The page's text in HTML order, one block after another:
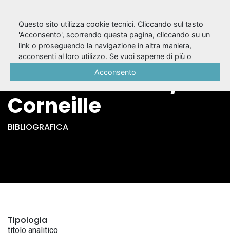
La galerie du palais
ou l'amie rivale / P.
Corneille
BIBLIOGRAFICA
Tipologia
titolo analitico
Questo sito utilizza cookie tecnici. Cliccando sul tasto
'Acconsento', scorrendo questa pagina, cliccando su un
link o proseguendo la navigazione in altra maniera,
acconsenti al loro utilizzo. Se vuoi saperne di più o
Acconsento